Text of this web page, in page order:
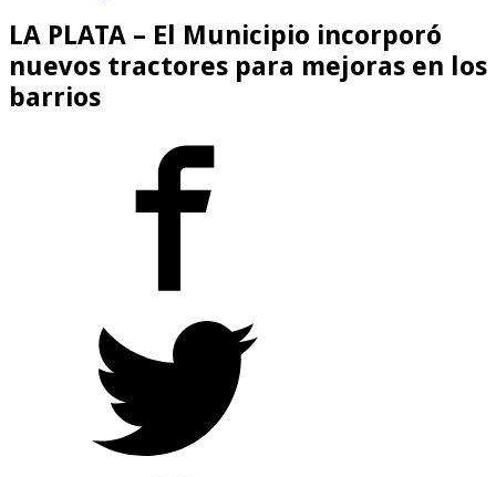
LA PLATA – El Municipio incorporó
nuevos tractores para mejoras en los
barrios